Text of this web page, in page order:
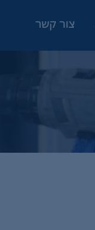
צור קשר